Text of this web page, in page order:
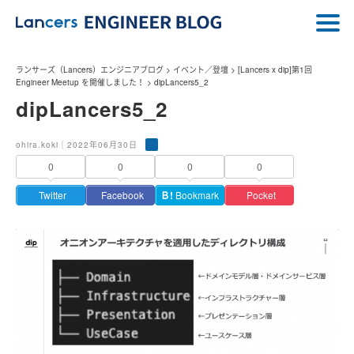
ランサーズ（Lancers）エンジニアブログ > イベント／登壇 > [Lancers x dip]第1回
Engineer Meetup を開催しました！ > dipLancers5_2
dipLancers5_2
ohira.koki｜2022年06月30日
0
Twitter
0
Facebook
0
Ｂ! Bookmark
0
Pocket